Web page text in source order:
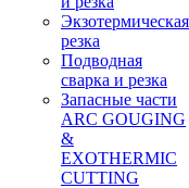
Экзотермическая
резка
Подводная
сварка и резка
Запасные части
ARC GOUGING
&
EXOTHERMIC
CUTTING